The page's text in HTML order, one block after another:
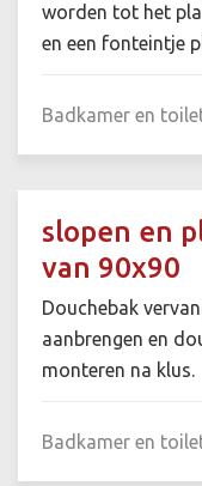
worden tot het
en een fonteintje
Badkamer en
slopen en
van 90x90
Douchebak
aanbrengen en
monteren na klus.
Badkamer en